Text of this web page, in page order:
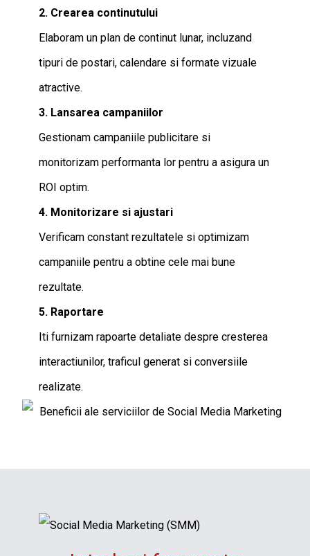
2. Crearea continutului
Elaboram un plan de continut lunar, incluzand
tipuri de postari, calendare si formate vizuale
atractive.
3. Lansarea campaniilor
Gestionam campaniile publicitare si
monitorizam performanta lor pentru a asigura un
ROI optim.
4. Monitorizare si ajustari
Verificam constant rezultatele si optimizam
campaniile pentru a obtine cele mai bune
rezultate.
5. Raportare
Iti furnizam rapoarte detaliate despre cresterea
interactiunilor, traficul generat si conversiile
realizate.